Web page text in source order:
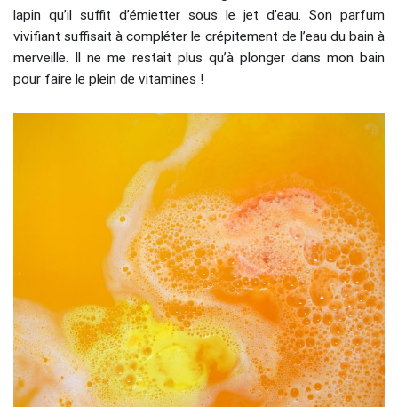
lapin qu’il suffit d’émietter sous le jet d’eau. Son parfum
vivifiant suffisait à compléter le crépitement de l’eau du bain à
merveille. Il ne me restait plus qu’à plonger dans mon bain
pour faire le plein de vitamines !